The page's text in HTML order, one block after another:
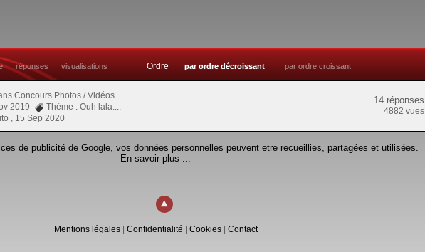
réponses visualisations Ordre par ordre décroissant par ordre croissant
Concours Photos / Vidéos
2019
Thème : Ouh lala....
, 15 Sep 2020
14 réponses
4882 vues
de publicité de Google, vos données personnelles peuvent etre recueillies, partagées et utilisées.
En savoir plus ...
Mentions légales| Confidentialité Cookies| Contact